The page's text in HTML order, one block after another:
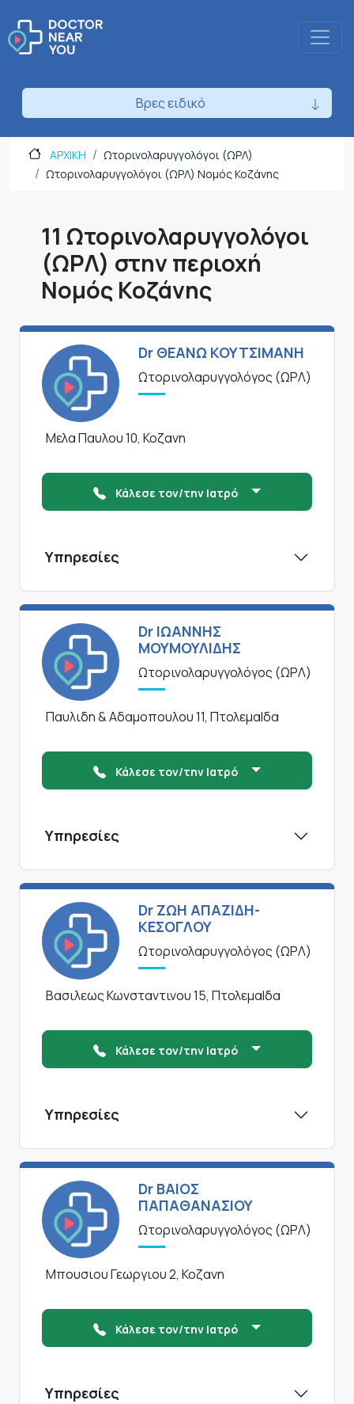
Βρες ειδικό
ΑΡΧΙΚΗ
Ωτορινολαρυγγολόγοι (ΩΡΛ)
Ωτορινολαρυγγολόγοι (ΩΡΛ) Νομός Κοζάνης
11 Ωτορινολαρυγγολόγοι
(ΩΡΛ) στην περιοχή
Νομός Κοζάνης
Dr ΘΕΑΝΩ ΚΟΥΤΣΙΜΑΝΗ
Ωτορινολαρυγγολόγος (ΩΡΛ)
Μελα Παυλου 10, Κοζανη
Κάλεσε τον/την Ιατρό
Υπηρεσίες
Dr ΙΩΑΝΝΗΣ
ΜΟΥΜΟΥΛΙΔΗΣ
Ωτορινολαρυγγολόγος (ΩΡΛ)
Παυλιδη & Αδαμοπουλου 11, ΠτολεμαΙδα
Κάλεσε τον/την Ιατρό
Υπηρεσίες
Dr ΖΩΗ ΑΠΑΖΙΔΗ-
ΚΕΣΟΓΛΟΥ
Ωτορινολαρυγγολόγος (ΩΡΛ)
Βασιλεως Κωνσταντινου 15, ΠτολεμαΙδα
Κάλεσε τον/την Ιατρό
Υπηρεσίες
Dr ΒΑΙΟΣ
ΠΑΠΑΘΑΝΑΣΙΟΥ
Ωτορινολαρυγγολόγος (ΩΡΛ)
Μπουσιου Γεωργιου 2, Κοζανη
Κάλεσε τον/την Ιατρό
Υπηρεσίες